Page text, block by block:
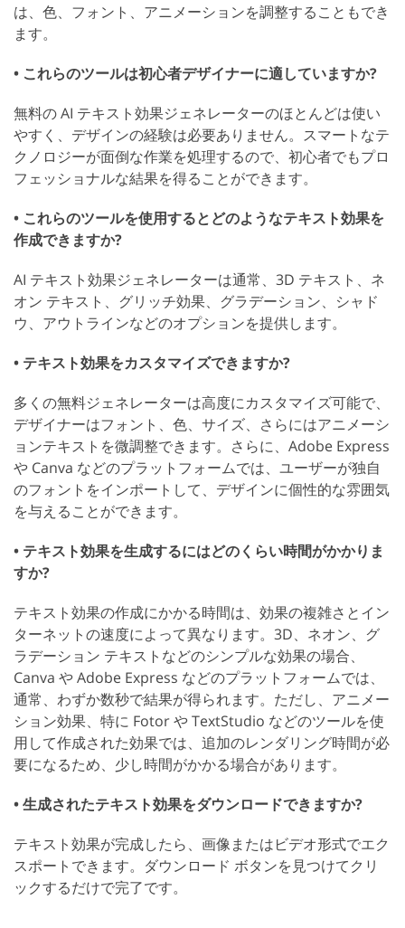
は、色、フォント、アニメーションを調整することもでき
ます。
• これらのツールは初心者デザイナーに適していますか?
無料の AI テキスト効果ジェネレーターのほとんどは使い
やすく、デザインの経験は必要ありません。スマートなテ
クノロジーが面倒な作業を処理するので、初心者でもプロ
フェッショナルな結果を得ることができます。
• これらのツールを使用するとどのようなテキスト効果を
作成できますか?
AI テキスト効果ジェネレーターは通常、3D テキスト、ネ
オン テキスト、グリッチ効果、グラデーション、シャド
ウ、アウトラインなどのオプションを提供します。
• テキスト効果をカスタマイズできますか?
多くの無料ジェネレーターは高度にカスタマイズ可能で、
デザイナーはフォント、色、サイズ、さらにはアニメーシ
ョンテキストを微調整できます。さらに、Adobe Express
や Canva などのプラットフォームでは、ユーザーが独自
のフォントをインポートして、デザインに個性的な雰囲気
を与えることができます。
• テキスト効果を生成するにはどのくらい時間がかかりま
すか?
テキスト効果の作成にかかる時間は、効果の複雑さとイン
ターネットの速度によって異なります。3D、ネオン、グ
ラデーション テキストなどのシンプルな効果の場合、
Canva や Adobe Express などのプラットフォームでは、
通常、わずか数秒で結果が得られます。ただし、アニメー
ション効果、特に Fotor や TextStudio などのツールを使
用して作成された効果では、追加のレンダリング時間が必
要になるため、少し時間がかかる場合があります。
• 生成されたテキスト効果をダウンロードできますか?
テキスト効果が完成したら、画像またはビデオ形式でエク
スポートできます。ダウンロード ボタンを見つけてクリ
ックするだけで完了です。